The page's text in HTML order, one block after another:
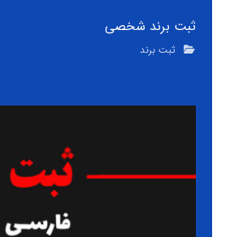
ثبت برند شخصی
ثبت برند